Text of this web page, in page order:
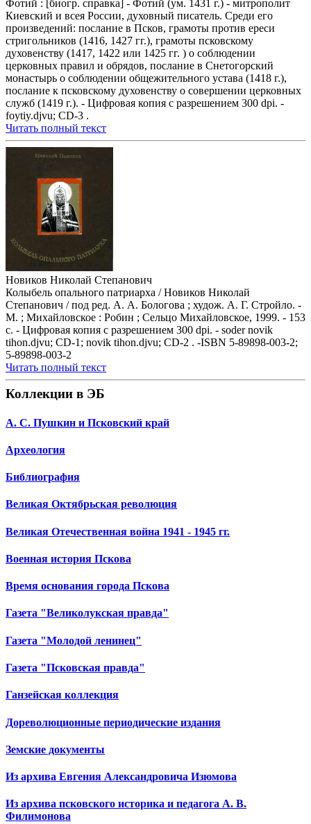
Фотий : [биогр. справка] - Фотий (ум. 1431 г.) - митрополит
Киевский и всея России, духовный писатель. Среди его
произведений: послание в Псков, грамоты против ереси
стригольников (1416, 1427 гг.), грамоты псковскому
духовенству (1417, 1422 или 1425 гг. ) о соблюдении
церковных правил и обрядов, послание в Снетогорский
монастырь о соблюдении общежительного устава (1418 г.),
послание к псковскому духовенству о совершении церковных
служб (1419 г.). - Цифровая копия с разрешением 300 dpi. -
foytiy.djvu; CD-3 .
Читать полный текст
Новиков Николай Степанович
Колыбель опального патриарха / Новиков Николай
Степанович / под ред. А. А. Бологова ; худож. А. Г. Стройло. -
М. ; Михайловское : Робин ; Сельцо Михайловское, 1999. - 153
с. - Цифровая копия с разрешением 300 dpi. - soder novik
tihon.djvu; CD-1; novik tihon.djvu; CD-2 . -ISBN 5-89898-003-2;
5-89898-003-2
Читать полный текст
Коллекции в ЭБ
А. С. Пушкин и Псковский край
Археология
Библиография
Великая Октябрьская революция
Великая Отечественная война 1941 - 1945 гг.
Военная история Пскова
Время основания города Пскова
Газета "Великолукская правда"
Газета "Молодой ленинец"
Газета "Псковская правда"
Ганзейская коллекция
Дореволюционные периодические издания
Земские документы
Из архива Евгения Александровича Изюмова
Из архива псковского историка и педагога А. В.
Филимонова